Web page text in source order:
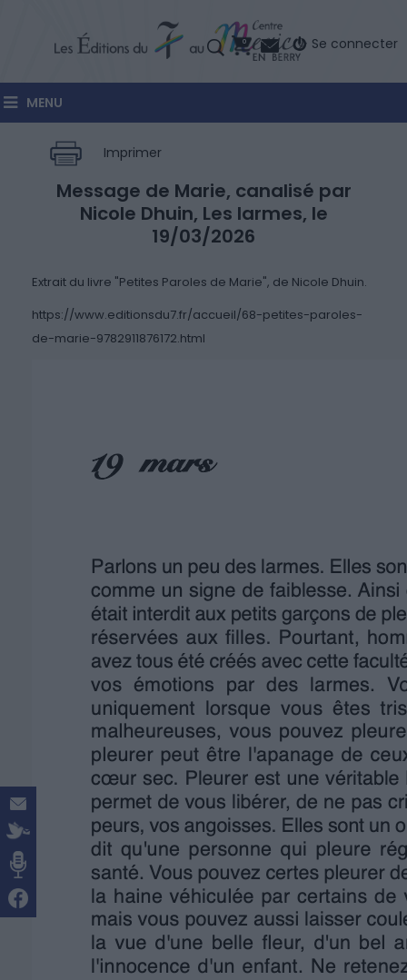
Se connecter
0
MENU
Imprimer
Message de Marie, canalisé par
Nicole Dhuin, Les larmes, le
19/03/2026
Dans: Messages Canalisés
Mars19,2026
Extrait du livre "Petites Paroles de Marie", de Nicole Dhuin.
https://www.editionsdu7.fr/accueil/68-petites-paroles-
de-marie-9782911876172.html